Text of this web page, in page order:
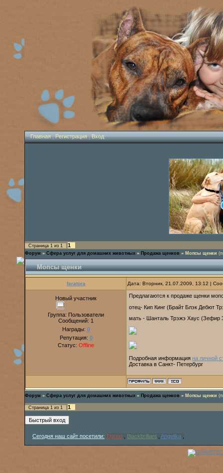
Главная|Регистрация|Вход
Страница 1 из 1 1
Форум » Сфера услуг для домашних животных » Продажа щенков » Мопсы щенки
Мопсы щенки
faratora Дата: Вторник, 21.07.2009, 13:12 |
Новый участник
Группа: Пользователи
Сообщений: 1
Награды: 0
Репутация: 0
Статус: Offline
Предлагаются к продаже щенки
отец- Кип Кинг (Брайт Блэк Дебют
мать - Шанталь Трэжэ Хаус (Зефир
Подробная информация на личной
Доставка в Санкт- Петербург
Форум » Сфера услуг для домашних животных » Продажа щенков » Мопсы щенки
Страница 1 из 1 1
Сегодня наш сайт посетили: Tigrino Blackbrilliant Angelika